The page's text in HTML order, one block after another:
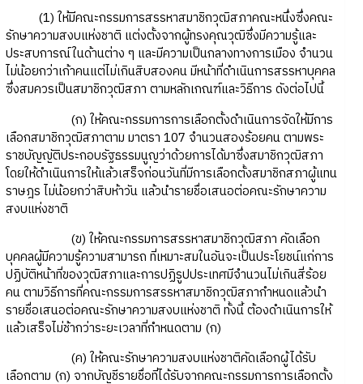
(1) ให้มีคณะกรรมการสรรหาสมาชิกวุฒิสภาคณะหนึ่งซึ่งคณะ
รักษาความสงบแห่งชาติ แต่งตั้งจากผู้ทรงคุณวุฒิซึ่งมีความรู้และ
ประสบการณ์ในด้านต่าง ๆ และมีความเป็นกลางทางการเมือง จํานวน
ไม่น้อยกว่าเก้าคนแต่ไม่เกินสิบสองคน มีหน้าที่ดําเนินการสรรหาบุคคล
ซึ่งสมควรเป็นสมาชิกวุฒิสภา ตามหลักเกณฑ์และวิธีการ ดังต่อไปนี้
(ก) ให้คณะกรรมการการเลือกตั้งดําเนินการจัดให้มีการ
เลือกสมาชิกวุฒิสภาตาม มาตรา 107 จํานวนสองร้อยคน ตามพระ
ราชบัญญัติประกอบรัฐธรรมนูญว่าด้วยการได้มาซึ่งสมาชิกวุฒิสภา
โดยให้ดําเนินการให้แล้วเสร็จก่อนวันที่มีการเลือกตั้งสมาชิกสภาผู้แทน
ราษฎร ไม่น้อยกว่าสิบห้าวัน แล้วนํารายชื่อเสนอต่อคณะรักษาความ
สงบแห่งชาติ
(ข) ให้คณะกรรมการสรรหาสมาชิกวุฒิสภา คัดเลือก
บุคคลผู้มีความรู้ความสามารถ ที่เหมาะสมในอันจะเป็นประโยชน์แก่การ
ปฏิบัติหน้าที่ของวุฒิสภาและการปฏิรูปประเทศมีจํานวนไม่เกินสี่ร้อย
คน ตามวิธีการที่คณะกรรมการสรรหาสมาชิกวุฒิสภากําหนดแล้วนํา
รายชื่อเสนอต่อคณะรักษาความสงบแห่งชาติ ทั้งนี้ ต้องดําเนินการให้
แล้วเสร็จไม่ช้ากว่าระยะเวลาที่กําหนดตาม (ก)
(ค) ให้คณะรักษาความสงบแห่งชาติคัดเลือกผู้ได้รับ
เลือกตาม (ก) จากบัญชีรายชื่อที่ได้รับจากคณะกรรมการการเลือกตั้ง